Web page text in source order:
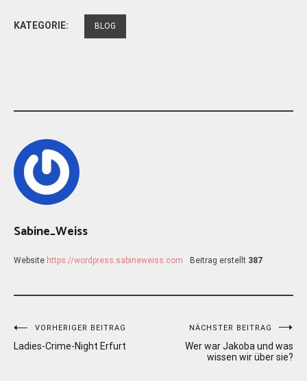
KATEGORIE: BLOG
Sabine_Weiss
Website https://wordpress.sabineweiss.com Beitrag erstellt 387
Beitragsnavigation
VORHERIGER BEITRAG
Ladies-Crime-Night Erfurt
NÄCHSTER BEITRAG
Wer war Jakoba und was
wissen wir über sie?